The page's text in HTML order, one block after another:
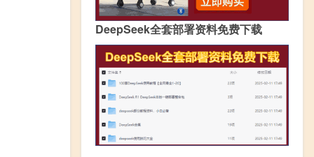
DeepSeek全套部署资料免费下载